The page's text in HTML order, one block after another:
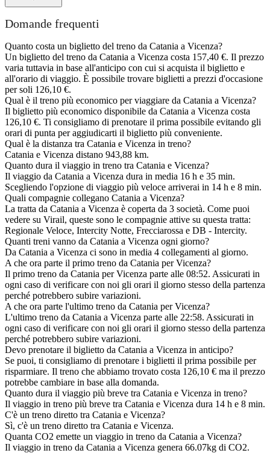
Domande frequenti
Quanto costa un biglietto del treno da Catania a Vicenza?
Un biglietto del treno da Catania a Vicenza costa 157,40 €. Il prezzo
varia tuttavia in base all'anticipo con cui si acquista il biglietto e
all'orario di viaggio. È possibile trovare biglietti a prezzi d'occasione
per soli 126,10 €.
Qual è il treno più economico per viaggiare da Catania a Vicenza?
Il biglietto più economico disponibile da Catania a Vicenza costa
126,10 €. Ti consigliamo di prenotare il prima possibile evitando gli
orari di punta per aggiudicarti il biglietto più conveniente.
Qual è la distanza tra Catania e Vicenza in treno?
Catania e Vicenza distano 943,88 km.
Quanto dura il viaggio in treno tra Catania e Vicenza?
Il viaggio da Catania a Vicenza dura in media 16 h e 35 min.
Scegliendo l'opzione di viaggio più veloce arriverai in 14 h e 8 min.
Quali compagnie collegano Catania a Vicenza?
La tratta da Catania a Vicenza è coperta da 3 società. Come puoi
vedere su Virail, queste sono le compagnie attive su questa tratta:
Regionale Veloce, Intercity Notte, Frecciarossa e DB - Intercity.
Quanti treni vanno da Catania a Vicenza ogni giorno?
Da Catania a Vicenza ci sono in media 4 collegamenti al giorno.
A che ora parte il primo treno da Catania per Vicenza?
Il primo treno da Catania per Vicenza parte alle 08:52. Assicurati in
ogni caso di verificare con noi gli orari il giorno stesso della partenza
perché potrebbero subire variazioni.
A che ora parte l'ultimo treno da Catania per Vicenza?
L'ultimo treno da Catania a Vicenza parte alle 22:58. Assicurati in
ogni caso di verificare con noi gli orari il giorno stesso della partenza
perché potrebbero subire variazioni.
Devo prenotare il biglietto da Catania a Vicenza in anticipo?
Se puoi, ti consigliamo di prenotare i biglietti il prima possibile per
risparmiare. Il treno che abbiamo trovato costa 126,10 € ma il prezzo
potrebbe cambiare in base alla domanda.
Quanto dura il viaggio più breve tra Catania e Vicenza in treno?
Il viaggio in treno più breve tra Catania e Vicenza dura 14 h e 8 min.
C'è un treno diretto tra Catania e Vicenza?
Sì, c'è un treno diretto tra Catania e Vicenza.
Quanta CO2 emette un viaggio in treno da Catania a Vicenza?
Il viaggio in treno da Catania a Vicenza genera 66.07kg di CO2.